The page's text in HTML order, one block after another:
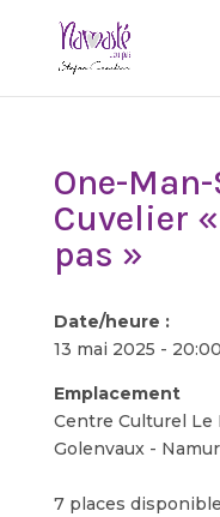
One-
Cuvelier
pas »
Date/heure :
13 mai 2025 - 20:00
Emplacement
Centre Culturel Le
Golenvaux -
7 places